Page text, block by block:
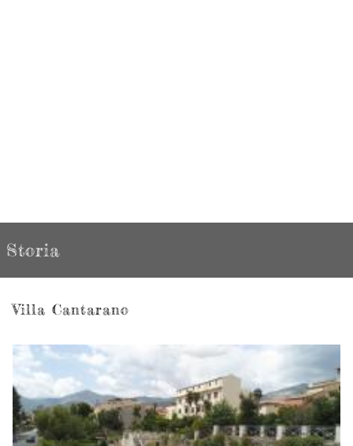
Storia
Villa Cantarano